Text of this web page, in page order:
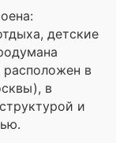
детские
расположен в
в
и